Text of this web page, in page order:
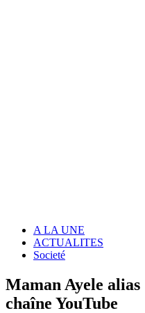
A LA UNE
ACTUALITES
Societé
Maman Ayele alias
chaîne YouTube